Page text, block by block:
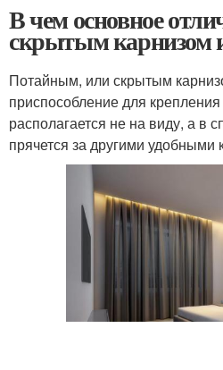
В чем основное
скрытым
Потайным, или скрытым
приспособление для
располагается не на виду, а в
прячется за другими удобными